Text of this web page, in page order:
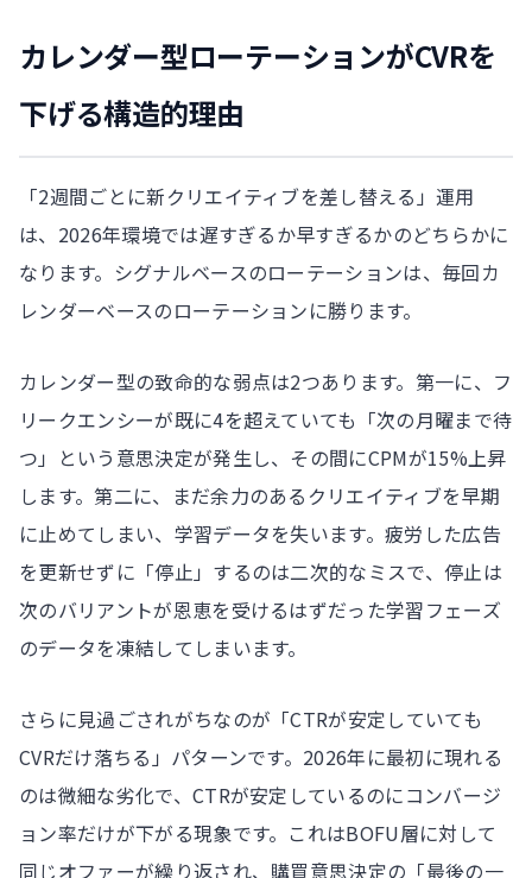
カレンダー型ローテーションがCVRを
下げる構造的理由
「2週間ごとに新クリエイティブを差し替える」運用
は、2026年環境では遅すぎるか早すぎるかのどちらかに
なります。シグナルベースのローテーションは、毎回カ
レンダーベースのローテーションに勝ります。
カレンダー型の致命的な弱点は2つあります。第一に、フ
リークエンシーが既に4を超えていても「次の月曜まで待
つ」という意思決定が発生し、その間にCPMが15%上昇
します。第二に、まだ余力のあるクリエイティブを早期
に止めてしまい、学習データを失います。疲労した広告
を更新せずに「停止」するのは二次的なミスで、停止は
次のバリアントが恩恵を受けるはずだった学習フェーズ
のデータを凍結してしまいます。
さらに見過ごされがちなのが「CTRが安定していても
CVRだけ落ちる」パターンです。2026年に最初に現れる
のは微細な劣化で、CTRが安定しているのにコンバージ
ョン率だけが下がる現象です。これはBOFU層に対して
同じオファーが繰り返され、購買意思決定の「最後の一